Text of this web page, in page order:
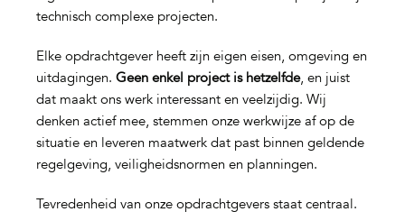
technisch complexe projecten.
Elke opdrachtgever heeft zijn eigen eisen, omgeving en
uitdagingen. Geen enkel project is hetzelfde, en juist
dat maakt ons werk interessant en veelzijdig. Wij
denken actief mee, stemmen onze werkwijze af op de
situatie en leveren maatwerk dat past binnen geldende
regelgeving, veiligheidsnormen en planningen.
Tevredenheid van onze opdrachtgevers staat centraal.